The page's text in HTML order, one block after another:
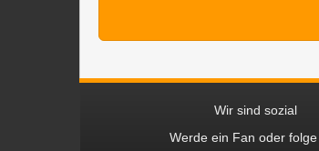
Wir sind sozial
Werde ein Fan oder